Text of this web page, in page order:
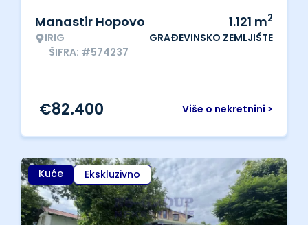
Manastir Hopovo
IRIG
ŠIFRA: #574237
1.121 m2
GRAĐEVINSKO ZEMLJIŠTE
Više o nekretnini >
€82.400
Kuće Ekskluzivno